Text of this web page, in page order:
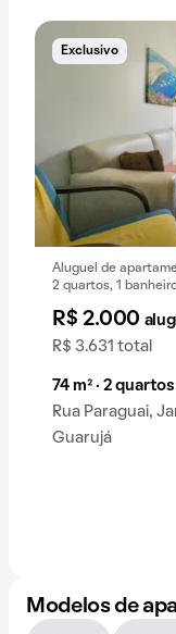
Exclusivo
Aluguel de
2 quartos, 1
R$ 2.000
R$ 3.631 total
74 m² · 2 quartos
Rua Paraguai,
Guarujá
Modelos de